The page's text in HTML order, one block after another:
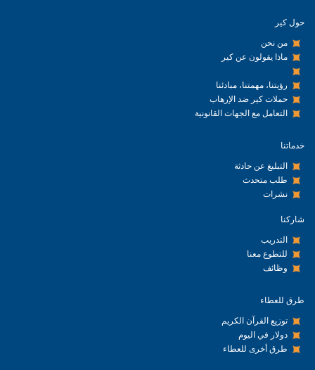
حول كير
من نحن
ماذا يقولون عن كير
رؤيتنا، مهمتنا، مبادئنا
حملات كير ضد الإرهاب
التعامل مع الجهات القانونية
خدماتنا
التبليغ عن حادثة
طلب متحدث
نشرات
شاركنا
التدريب
للتطوع معنا
وظائف
طرق للعطاء
توزيع القرآن الكريم
دولار في اليوم
طرق أخرى للعطاء